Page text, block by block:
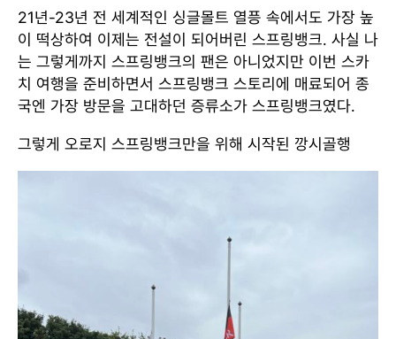
21년-23년 전 세계적인 싱글몰트 열픙 속에서도 가장 높
이 떡상하여 이제는 전설이 되어버린 스프링뱅크. 사실 나
는 그렇게까지 스프링뱅크의 팬은 아니었지만 이번 스카
치 여행을 준비하면서 스프링뱅크 스토리에 매료되어 종
국엔 가장 방문을 고대하던 증류소가 스프링뱅크였다.
그렇게 오로지 스프링뱅크만을 위해 시작된 깡시골행